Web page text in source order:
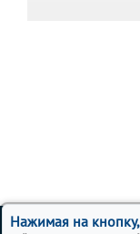
Нажимая на
Вся